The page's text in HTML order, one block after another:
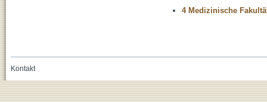
4 Medizinische
Kontakt